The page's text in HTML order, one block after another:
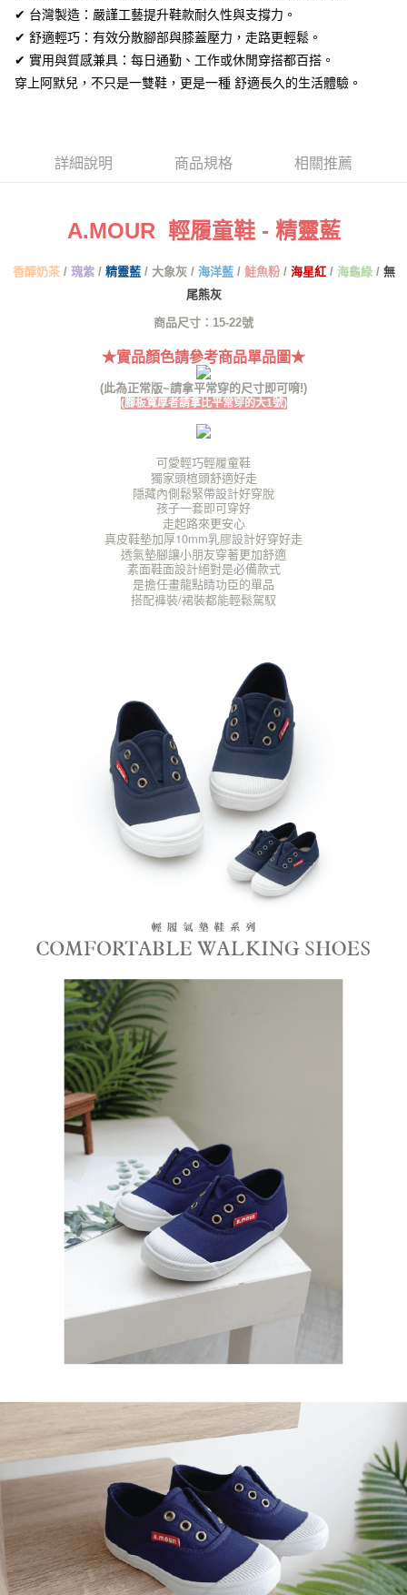
便利好安心！
１．簡單：不需註冊會員、不需綁卡、不需儲值。
２．便利：只要手機號碼，簡訊認證，即可結帳。
３．安心：先確認商品／服務後，再付款。
【「AFTEE先享後付」結帳流程】
３．收到繳費通知簡訊後14天內，點擊此簡訊中的連結，可透過四大超商／
ATM／網路銀行／等多元方式進行付款，方視為交易完成。
後付繳納相關費用。
※ 交易是否成功請以「AFTEE先享後付 」之結帳頁面顯示為準，若有關於
客戶支援中心」 https://netprotections.freshdesk.com/support/home
１．透過由恩沛科技股份有限公司提供之「AFTEE先享後付」服務完成之交
權轉讓予恩沛科技股份有限公司。
２．關於個人資料處理事宜，請瀏覽以下網址：
https://aftee.tw/terms/#terms3
３．未成年的使用者請事先徵得法定代理人或監護人之同意方可使用
時審查核予不同之上限額度；若仍有額度不足之情形，本公司將視審查結果
５．嚴禁一人註冊多個帳號或使用他人資訊註冊。若發現惡意使用之情形，
恩沛科技股份有限公司將有權停止該用戶之使用額度並採取法律行動。
運送方式
全家取貨付款
每筆NT$60，滿NT$1,380(含以上)免運費
付款後7-11取貨
每筆NT$60，滿NT$1,380(含以上)免運費
每筆NT$100，滿NT$1,380(含以上)免運費
每筆NT$125，滿NT$1,380(含以上)免運費
海外宅配（貨到付運費）
✔ 台灣製造：嚴謹工藝提升鞋款耐久性與支撐力。
✔ 舒適輕巧：有效分散腳部與膝蓋壓力，走路更輕鬆。
✔ 實用與質感兼具：每日通勤、工作或休閒穿搭都百搭。
穿上阿默兒，不只是一雙鞋，更是一種 舒適長久的生活體驗。
詳細說明 商品規格 相關推薦
A.MOUR 輕履童鞋 - 精靈藍
香醇奶茶 / 瑰紫 / 精靈藍/ 大象灰 / 海洋藍/ 鮭魚粉/ 海星紅/ 海龜綠/ 無
尾熊灰
商品尺寸：15-22號
★實品顏色請參考商品單品圖★
(此為正常版~請拿平常穿的尺寸即可唷!)
(腳板寬厚者請拿比平常穿的大1號)
可愛輕巧輕履童鞋
獨家頭楦頭舒適好走
隱藏內側鬆緊帶設計好穿脫
孩子一套即可穿好
走起路來更安心
真皮鞋墊加厚10mm乳膠設計好穿好走
透氣墊腳讓小朋友穿著更加舒適
素面鞋面設計絕對是必備款式
是擔任畫龍點睛功臣的單品
搭配褲裝/裙裝都能輕鬆駕馭